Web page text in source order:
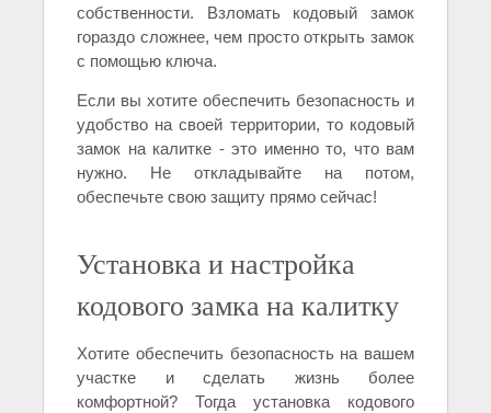
собственности. Взломать кодовый замок
гораздо сложнее, чем просто открыть замок
с помощью ключа.
Если вы хотите обеспечить безопасность и
удобство на своей территории, то кодовый
замок на калитке - это именно то, что вам
нужно. Не откладывайте на потом,
обеспечьте свою защиту прямо сейчас!
Установка и настройка
кодового замка на калитку
Хотите обеспечить безопасность на вашем
участке и сделать жизнь более
комфортной? Тогда установка кодового